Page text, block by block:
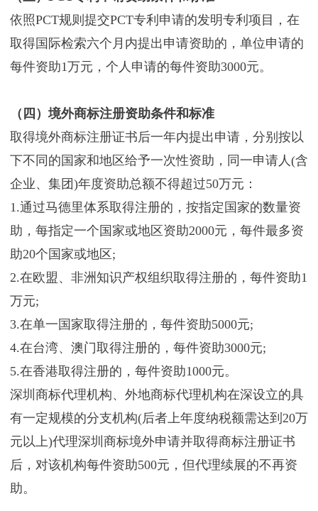
依照PCT规则提交PCT专利申请的发明专利项目，在
取得国际检索六个月内提出申请资助的，单位申请的
每件资助1万元，个人申请的每件资助3000元。
（四）境外商标注册资助条件和标准
取得境外商标注册证书后一年内提出申请，分别按以
下不同的国家和地区给予一次性资助，同一申请人(含
企业、集团)年度资助总额不得超过50万元：
1.通过马德里体系取得注册的，按指定国家的数量资
助，每指定一个国家或地区资助2000元，每件最多资
助20个国家或地区;
2.在欧盟、非洲知识产权组织取得注册的，每件资助1
万元;
3.在单一国家取得注册的，每件资助5000元;
4.在台湾、澳门取得注册的，每件资助3000元;
5.在香港取得注册的，每件资助1000元。
深圳商标代理机构、外地商标代理机构在深设立的具
有一定规模的分支机构(后者上年度纳税额需达到20万
元以上)代理深圳商标境外申请并取得商标注册证书
后，对该机构每件资助500元，但代理续展的不再资
助。